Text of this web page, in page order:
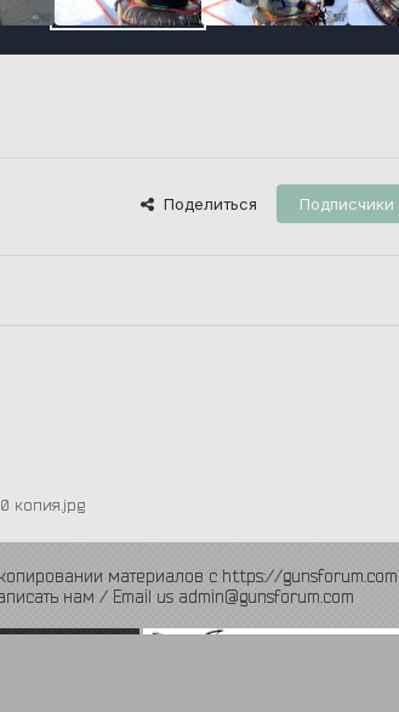
Поделиться Подписчики
копия.jpg
материалов с https://gunsforum.com
нам / Email us admin@gunsforum.com